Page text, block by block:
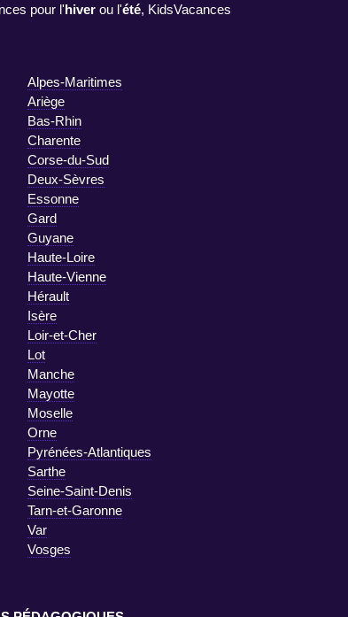
pour l'hiver ou l'été, KidsVacances
Alpes-Maritimes
Ariège
Bas-Rhin
Charente
Corse-du-Sud
Deux-Sèvres
Essonne
Gard
Guyane
Haute-Loire
Haute-Vienne
Hérault
Isère
Loir-et-Cher
Lot
Manche
Mayotte
Moselle
Orne
Pyrénées-Atlantiques
Sarthe
Seine-Saint-Denis
Tarn-et-Garonne
Var
Vosges